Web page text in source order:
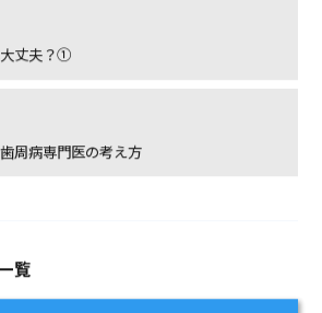
丈夫？①
周病専門医の考え方
覧